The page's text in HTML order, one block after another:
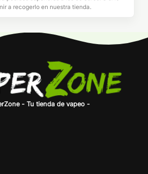
a recogerlo en nuestra tienda.
- Tu tienda de vapeo -